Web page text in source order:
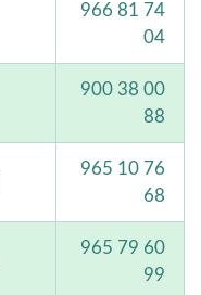
966 81 74
04
900 38 00
88
965 10 76
68
965 79 60
99